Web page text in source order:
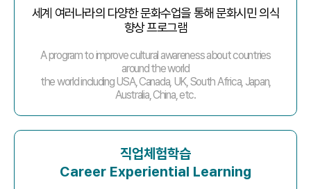
세계 여러나라의 다양한 문화수업을 통해 문화시민 의식
향상 프로그램
A program to improve cultural awareness about countries
around the world
the world including USA, Canada, UK, South Africa, Japan,
Australia, China, etc.
직업체험학습
Career Experiential Learning